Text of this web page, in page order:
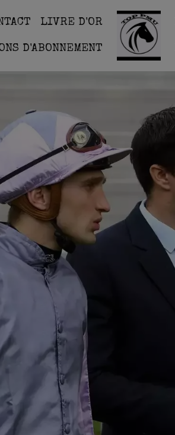
LIVRE D'OR
D'ABONNEMENT